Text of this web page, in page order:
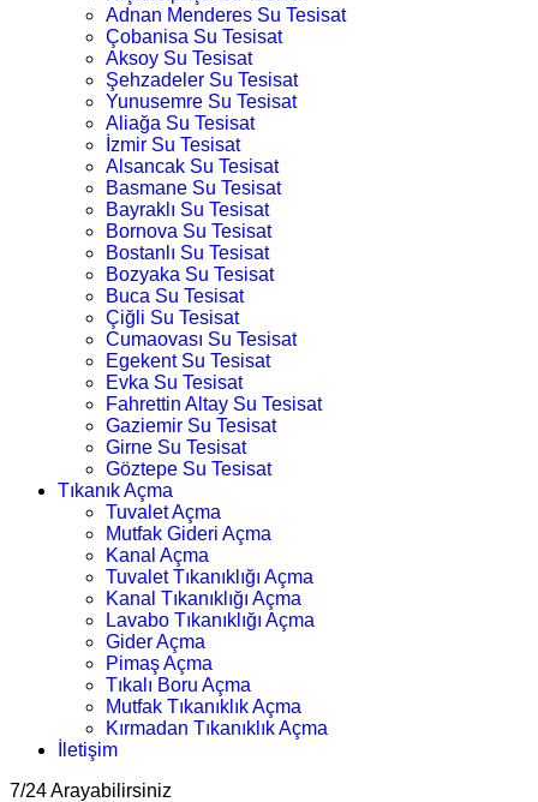
Adnan Menderes Su Tesisat
Çobanisa Su Tesisat
Aksoy Su Tesisat
Şehzadeler Su Tesisat
Yunusemre Su Tesisat
Aliağa Su Tesisat
İzmir Su Tesisat
Alsancak Su Tesisat
Basmane Su Tesisat
Bayraklı Su Tesisat
Bornova Su Tesisat
Bostanlı Su Tesisat
Bozyaka Su Tesisat
Buca Su Tesisat
Çiğli Su Tesisat
Cumaovası Su Tesisat
Egekent Su Tesisat
Evka Su Tesisat
Fahrettin Altay Su Tesisat
Gaziemir Su Tesisat
Girne Su Tesisat
Göztepe Su Tesisat
Tıkanık Açma
Tuvalet Açma
Mutfak Gideri Açma
Kanal Açma
Tuvalet Tıkanıklığı Açma
Kanal Tıkanıklığı Açma
Lavabo Tıkanıklığı Açma
Gider Açma
Pimaş Açma
Tıkalı Boru Açma
Mutfak Tıkanıklık Açma
Kırmadan Tıkanıklık Açma
İletişim
7/24 Arayabilirsiniz